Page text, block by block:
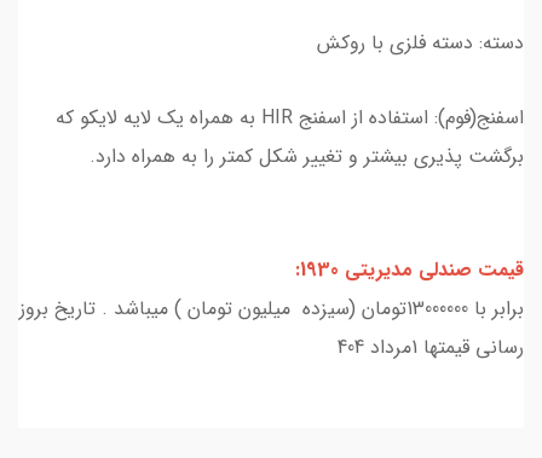
دسته: دسته فلزی با روکش
اسفنج(فوم): استفاده از اسفنج HIR به همراه یک لایه لایکو که
برگشت پذیری بیشتر و تغییر شکل کمتر را به همراه دارد.
قیمت صندلی مدیریتی 1930:
برابر با 13000000تومان (سیزده میلیون تومان ) میباشد . تاریخ بروز
رسانی قیمتها 1مرداد 404